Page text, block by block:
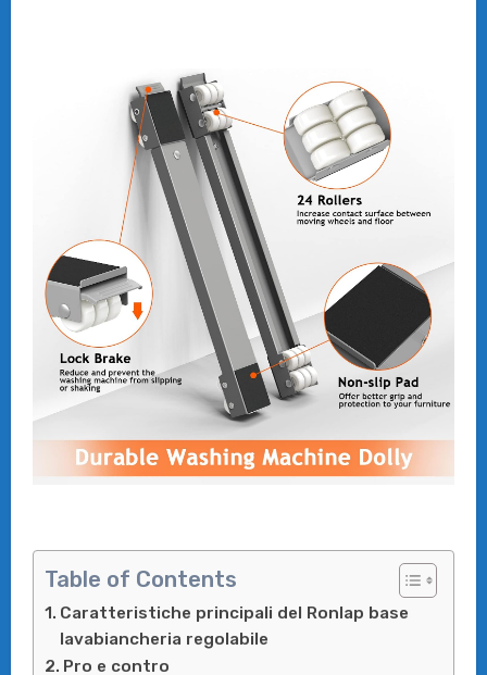
Table of Contents
Caratteristiche principali del Ronlap base
lavabiancheria regolabile
Pro e contro